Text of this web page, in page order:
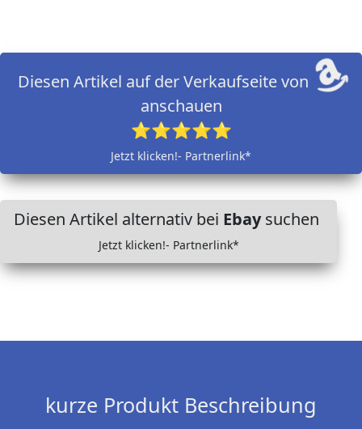
Diesen Artikel auf der Verkaufseite von
anschauen
⭐⭐⭐⭐⭐
Jetzt klicken!- Partnerlink*
Diesen Artikel alternativ bei Ebaysuchen
Jetzt klicken!- Partnerlink*
kurze Produkt Beschreibung